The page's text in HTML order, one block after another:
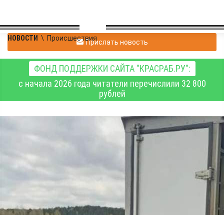
НОВОСТИ \ ПроисшествияПрислать новость
ФОНД ПОДДЕРЖКИ САЙТА "КРАСРАБ.РУ":
с начала 2026 года читатели перечислили 32 800
рублей
Спасатели помогают
жителям населённых
пунктов, отрезанных
паводком от "большой
земли"